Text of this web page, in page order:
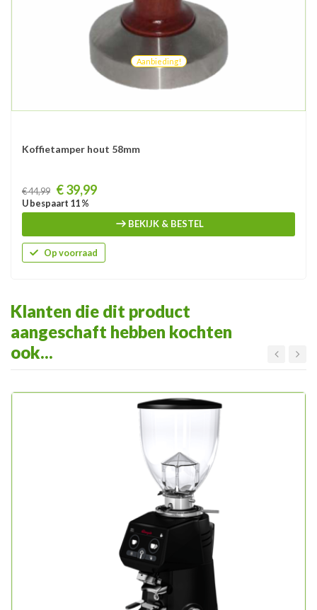
Aanbieding!
Koffietamper hout 58mm
Prijs
€ 44,99 € 39,99
U bespaart 11 %
BEKIJK & BESTEL
Op voorraad
Klanten die dit product
aangeschaft hebben kochten
ook...